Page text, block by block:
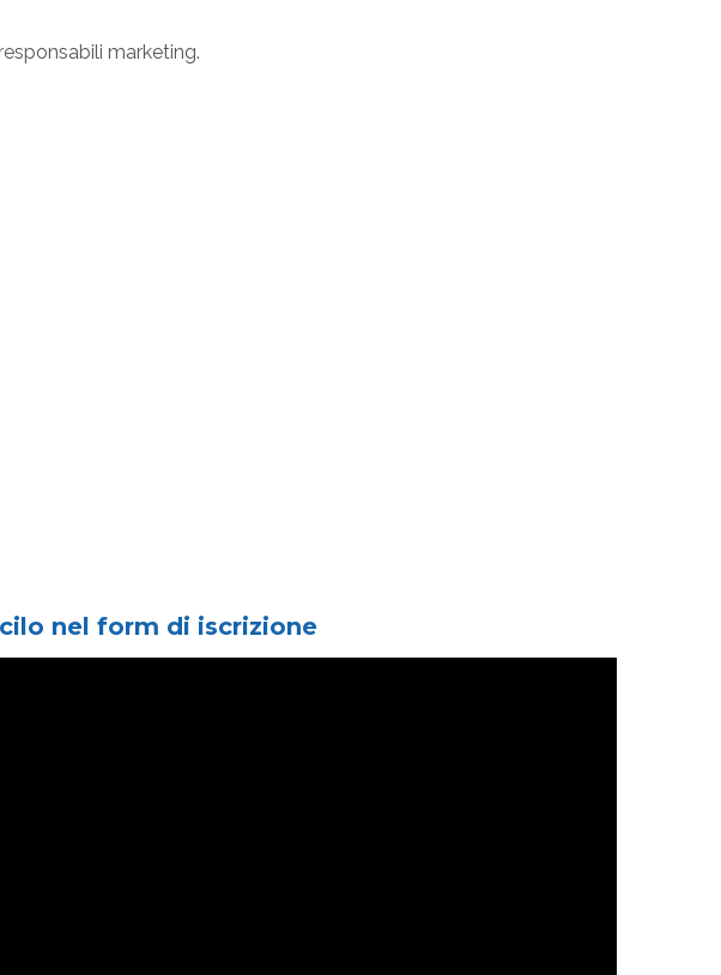
marketing.
nel form di iscrizione